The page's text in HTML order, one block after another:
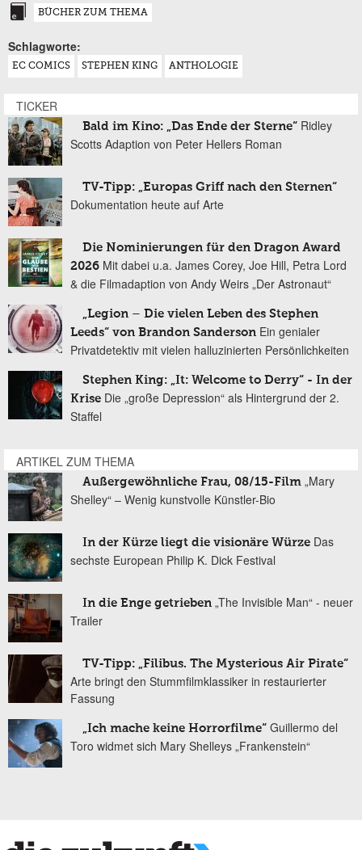
BÜCHER ZUM THEMA
Schlagworte:
EC COMICS STEPHEN KING ANTHOLOGIE
TICKER
Bald im Kino: „Das Ende der Sterne“ Ridley
Scotts Adaption von Peter Hellers Roman
TV-Tipp: „Europas Griff nach den Sternen“
Dokumentation heute auf Arte
Die Nominierungen für den Dragon Award
2026 Mit dabei u.a. James Corey, Joe Hill, Petra Lord
& die Filmadaption von Andy Weirs „Der Astronaut“
„Legion – Die vielen Leben des Stephen
Leeds“ von Brandon Sanderson Ein genialer
Privatdetektiv mit vielen halluzinierten Persönlichkeiten
Stephen King: „It: Welcome to Derry“ - In der
Krise Die „große Depression“ als Hintergrund der 2.
Staffel
ARTIKEL ZUM THEMA
Außergewöhnliche Frau, 08/15-Film „Mary
Shelley“ – Wenig kunstvolle Künstler-Bio
In der Kürze liegt die visionäre Würze Das
sechste European Philip K. Dick Festival
In die Enge getrieben „The Invisible Man“ - neuer
Trailer
TV-Tipp: „Filibus. The Mysterious Air Pirate“
Arte bringt den Stummfilmklassiker in restaurierter
Fassung
„Ich mache keine Horrorfilme“ Guillermo del
Toro widmet sich Mary Shelleys „Frankenstein“